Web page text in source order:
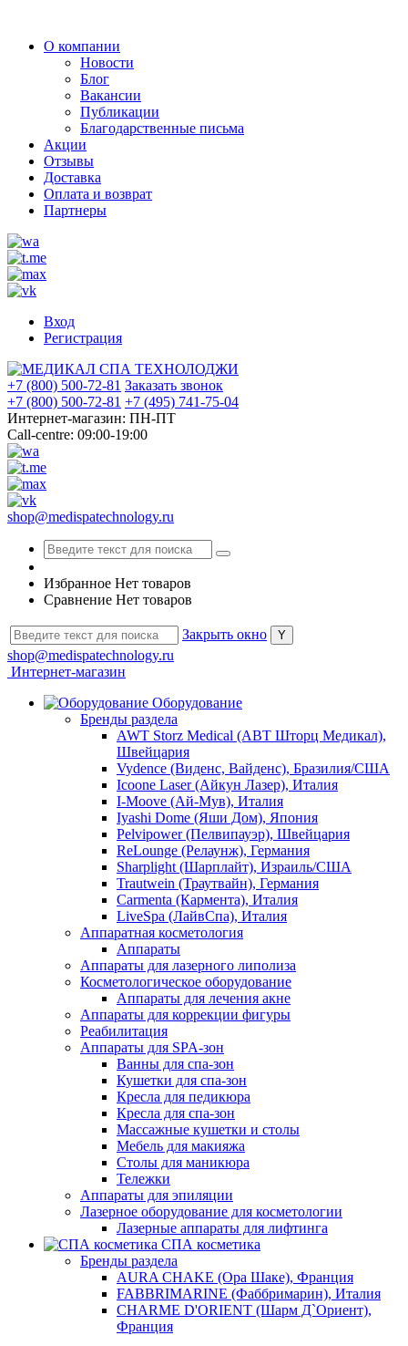
О компании
Новости
Блог
Вакансии
Публикации
Благодарственные письма
Акции
Отзывы
Доставка
Оплата и возврат
Партнеры
Вход
Регистрация
+7 (800) 500-72-81 Заказать звонок
+7 (800) 500-72-81 +7 (495) 741-75-04
Интернет-магазин: ПН-ПТ
Call-centre: 09:00-19:00
shop@medispatechnology.ru
Избранное Нет товаров
Сравнение Нет товаров
Закрыть окно
shop@medispatechnology.ru
Интернет-магазин
Оборудование
Бренды раздела
AWT Storz Medical (АВТ Шторц Медикал),
Швейцария
Vydence (Виденс, Вайденс), Бразилия/США
Icoone Laser (Айкун Лазер), Италия
I-Moove (Ай-Мув), Италия
Iyashi Dome (Яши Дом), Япония
Pelvipower (Пелвипауэр), Швейцария
ReLounge (Релаунж), Германия
Sharplight (Шарплайт), Израиль/США
Trautwein (Траутвайн), Германия
Carmenta (Кармента), Италия
LiveSpa (ЛайвСпа), Италия
Аппаратная косметология
Аппараты
Аппараты для лазерного липолиза
Косметологическое оборудование
Аппараты для лечения акне
Аппараты для коррекции фигуры
Реабилитация
Аппараты для SPA-зон
Ванны для спа-зон
Кушетки для спа-зон
Кресла для педикюра
Кресла для спа-зон
Массажные кушетки и столы
Мебель для макияжа
Столы для маникюра
Тележки
Аппараты для эпиляции
Лазерное оборудование для косметологии
Лазерные аппараты для лифтинга
СПА косметика
Бренды раздела
AURA CHAKE (Ора Шаке), Франция
FABBRIMARINE (Фаббримарин), Италия
CHARME D'ORIENT (Шарм Д`Ориент),
Франция